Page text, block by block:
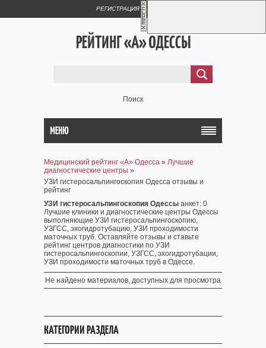
РЕГИСТРАЦИЯ
РЕЙТИНГ «А» ОДЕССЫ
Поиск
МЕНЮ
Медицинский рейтинг «А» Одесса » Лучшие
диагностические центры »
УЗИ гистеросальпингоскопия Одесса отзывы и
рейтинг
УЗИ гистеросальпингоскопия Одессы анкет: 0
Лучшие клиники и диагностические центры Одессы
выполняющие УЗИ гистеросальпингоскопию,
УЗГСС, эхогидротубацию, УЗИ проходимости
маточных труб. Оставляйте отзывы и ставьте
рейтинг центров диагностики по УЗИ
гистеросальпингоскопии, УЗГСС, эхогидротубации,
УЗИ проходимости маточных труб в Одессе.
Не найдено материалов, доступных для просмотра
КАТЕГОРИИ РАЗДЕЛА